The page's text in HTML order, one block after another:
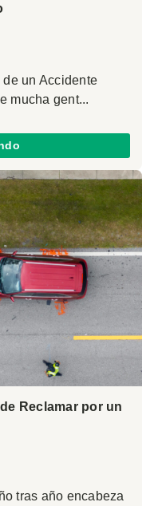
un Accidente
mucha gent...
Reclamar por un
tras año encabeza